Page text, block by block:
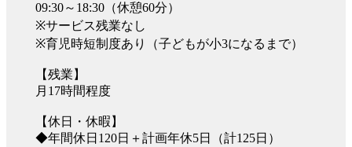
09:30～18:30（休憩60分）
※サービス残業なし
※育児時短制度あり（子どもが小3になるまで）
【残業】
月17時間程度
【休日・休暇】
◆年間休日120日＋計画年休5日（計125日）